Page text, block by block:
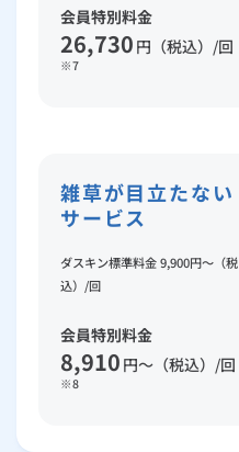
会員特別料金
26,730 円（税込）/回
※7
雑草が目立たない
サービス
ダスキン標準料金 9,900円～（税
込）/回
会員特別料金
8,910 円～（税込）/回
※8